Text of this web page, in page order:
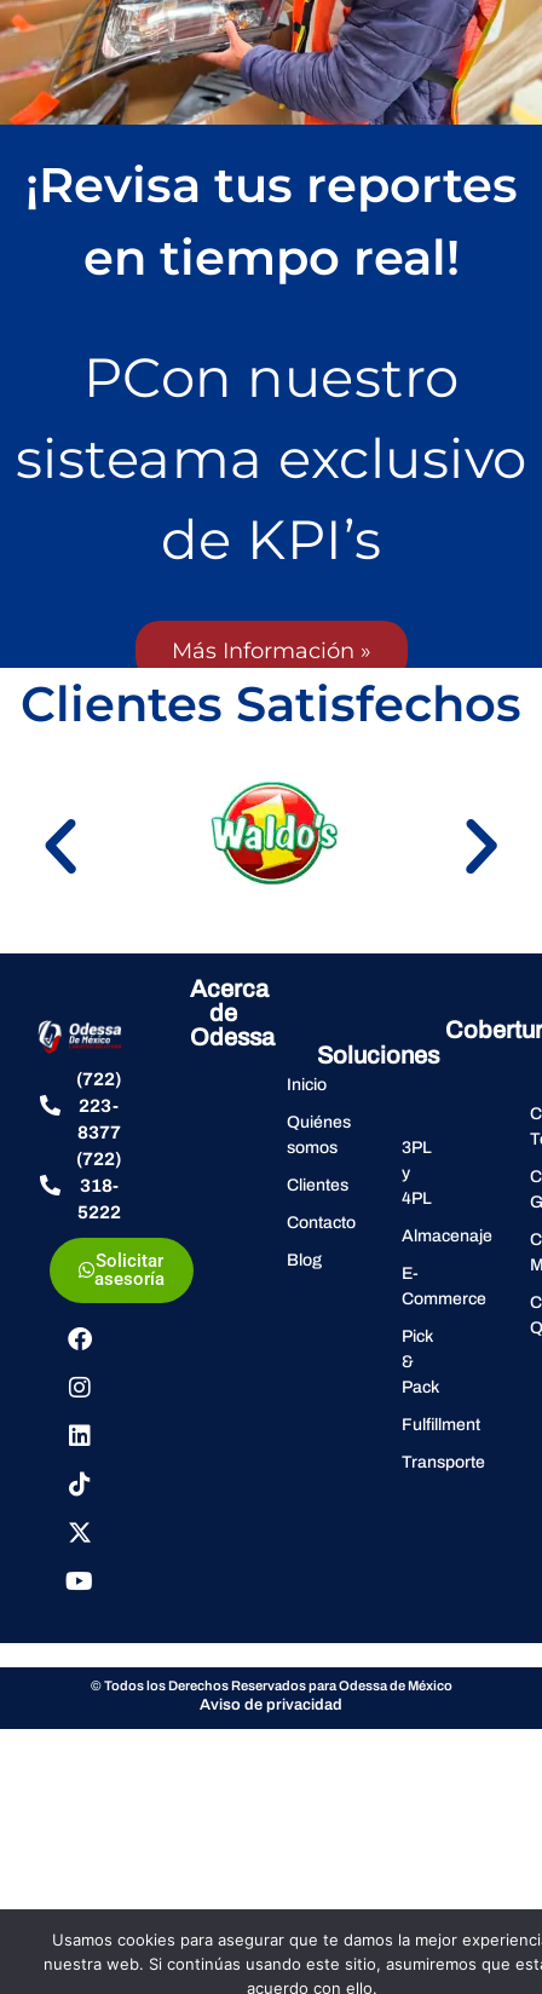
¡Revisa tus reportes
en tiempo real!
PCon nuestro
sisteama exclusivo
de KPI’s
Más Información »
Clientes Satisfechos
(722)
223-
8377
(722)
318-
5222
Solicitar
asesoría
Acerca
de
Odessa
Inicio
Quiénes
somos
Clientes
Contacto
Blog
Soluciones
3PL
y
4PL
Almacenaje
E-
Commerce
Pick
&
Pack
Fulfillment
Transporte
© Todos los Derechos Reservados para Odessa de México
Aviso de privacidad
Usamos cookies para asegurar que te damos la mejor
nuestra web. Si continúas usando este sitio, asumiremos que
acuerdo con ello.